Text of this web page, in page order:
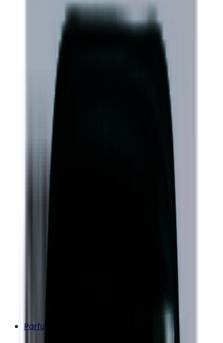
Parfums